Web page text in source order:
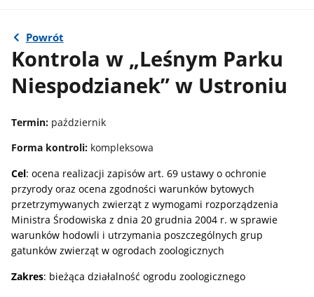
Powrót
Kontrola w „Leśnym Parku
Niespodzianek” w Ustroniu
Termin: październik
Forma kontroli: kompleksowa
Cel: ocena realizacji zapisów art. 69 ustawy o ochronie
przyrody oraz ocena zgodności warunków bytowych
przetrzymywanych zwierząt z wymogami rozporządzenia
Ministra Środowiska z dnia 20 grudnia 2004 r. w sprawie
warunków hodowli i utrzymania poszczególnych grup
gatunków zwierząt w ogrodach zoologicznych
Zakres: bieżąca działalność ogrodu zoologicznego